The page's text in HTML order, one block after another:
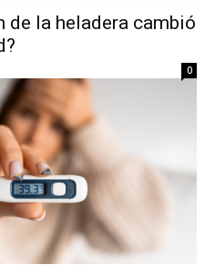
de la heladera cambió
0